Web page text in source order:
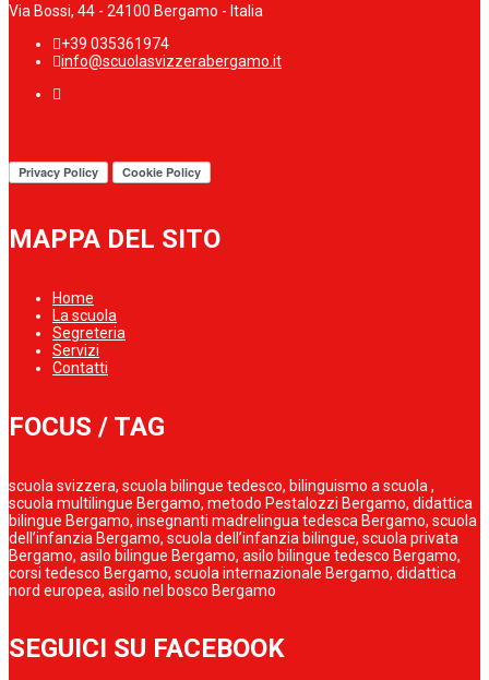
Via Bossi, 44 - 24100 Bergamo - Italia
+39 035361974
info@scuolasvizzerabergamo.it
MAPPA DEL SITO
Home
La scuola
Segreteria
Servizi
Contatti
FOCUS / TAG
scuola svizzera, scuola bilingue tedesco, bilinguismo a scuola ,
scuola multilingue Bergamo, metodo Pestalozzi Bergamo, didattica
bilingue Bergamo, insegnanti madrelingua tedesca Bergamo, scuola
dell’infanzia Bergamo, scuola dell’infanzia bilingue, scuola privata
Bergamo, asilo bilingue Bergamo, asilo bilingue tedesco Bergamo,
corsi tedesco Bergamo, scuola internazionale Bergamo, didattica
nord europea, asilo nel bosco Bergamo
SEGUICI SU FACEBOOK